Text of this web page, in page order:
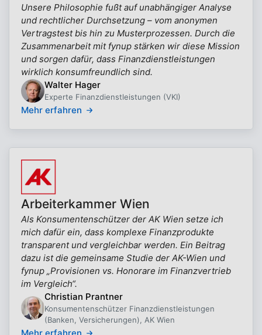
Unsere Philosophie fußt auf unabhängiger Analyse
und rechtlicher Durchsetzung – vom anonymen
Vertragstest bis hin zu Musterprozessen. Durch die
Zusammenarbeit mit fynup stärken wir diese Mission
und sorgen dafür, dass Finanzdienstleistungen
wirklich konsumfreundlich sind.
Walter Hager
Experte Finanzdienstleistungen (VKI)
Mehr erfahren
Arbeiterkammer Wien
Als Konsumentenschützer der AK Wien setze ich
mich dafür ein, dass komplexe Finanzprodukte
transparent und vergleichbar werden. Ein Beitrag
dazu ist die gemeinsame Studie der AK-Wien und
fynup „Provisionen vs. Honorare im Finanzvertrieb
im Vergleich“.
Christian Prantner
Konsumentenschützer Finanzdienstleistungen
(Banken, Versicherungen), AK Wien